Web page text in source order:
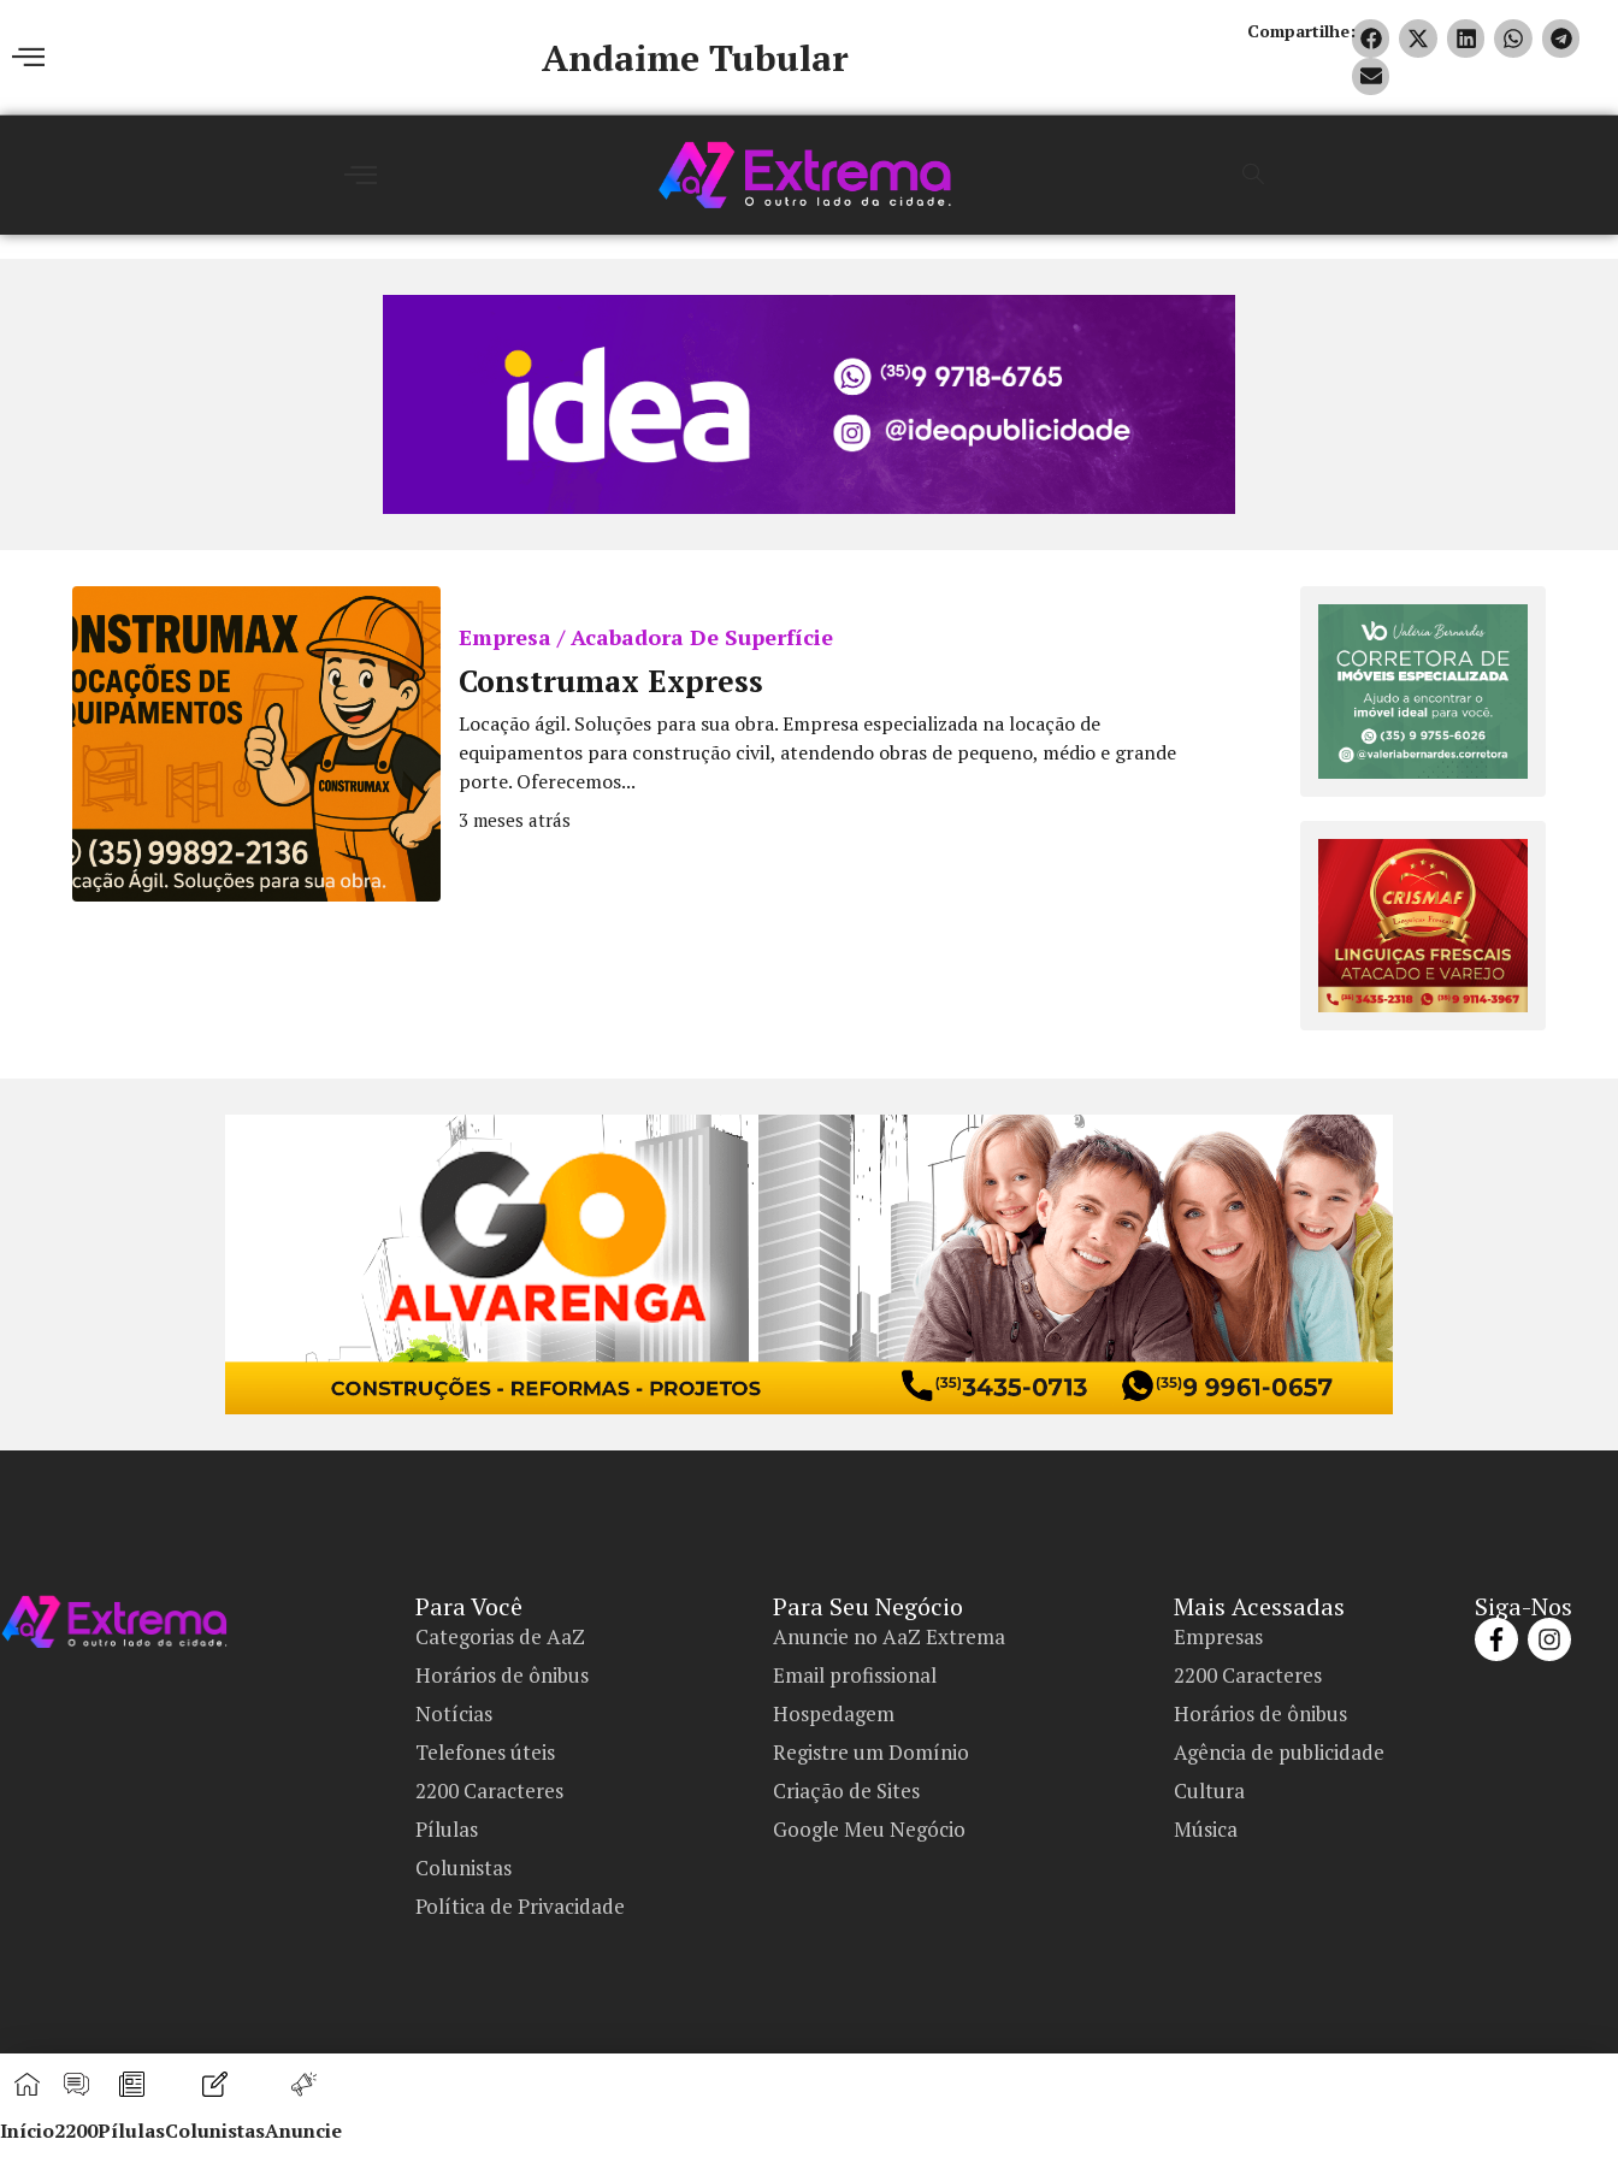
Andaime Tubular
Compartilhe:
Empresa / Acabadora De Superfície
Construmax Express
Locação ágil. Soluções para sua obra. Empresa especializada na locação de
equipamentos para construção civil, atendendo obras de pequeno, médio e grande
porte. Oferecemos...
3 meses atrás
Para Você
Categorias de AaZ
Horários de ônibus
Notícias
Telefones úteis
2200 Caracteres
Pílulas
Colunistas
Política de Privacidade
Para Seu Negócio​
Anuncie no AaZ Extrema
Email profissional
Hospedagem
Registre um Domínio
Criação de Sites
Google Meu Negócio
Mais Acessadas
Empresas
2200 Caracteres
Horários de ônibus
Agência de publicidade
Cultura
Música
Siga-Nos
Início2200PílulasColunistasAnuncie